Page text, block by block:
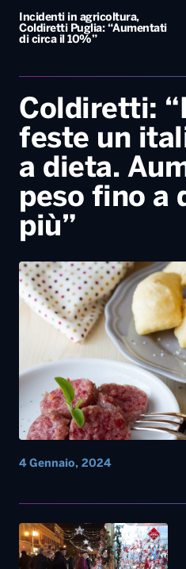
Incidenti in agricoltura,
Coldiretti Puglia: “Aumentati
di circa il 10%”
Coldiretti:
feste un
a dieta.
peso fino a
più”
4 Gennaio, 2024